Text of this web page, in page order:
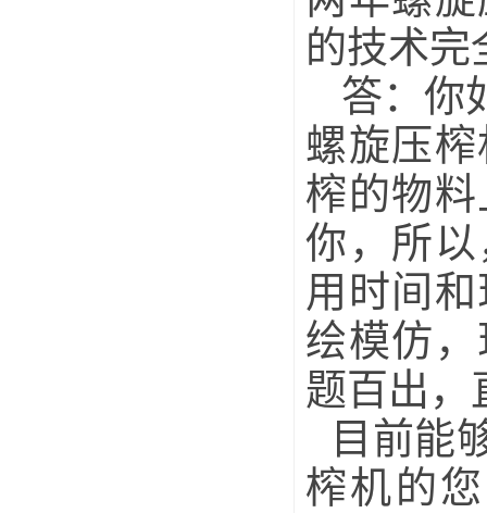
的技术完
答：你
螺旋压
榨的物
你，所
用时间
绘模仿
题百出，
目前能
榨机的